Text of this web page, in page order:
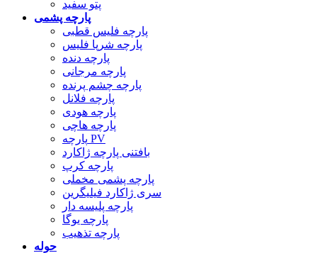
پتو سفید
پارچه پشمی
پارچه فلیس قطبی
پارچه شرپا فلیس
پارچه دنده
پارچه مرجانی
پارچه چشم پرنده
پارچه فلانل
پارچه هودی
پارچه هاچی
پارچه PV
بافتنی پارچه ژاکارد
پارچه کرپ
پارچه پشمی مخملی
سری ژاکارد فیلیگرین
پارچه پلیسه دار
پارچه یوگا
پارچه تذهیب
حوله